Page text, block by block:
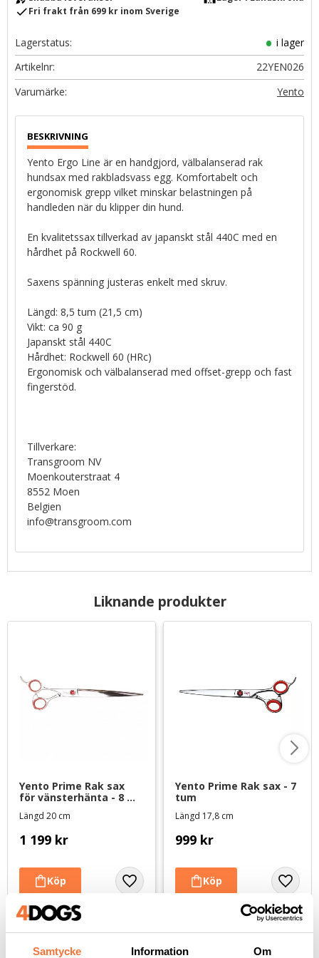
Samtycke Information Om
checkFri frakt från 699 kr inom Sverige
Lagerstatus
i lager
Artikelnr
22YEN026
Yento
Yento Ergo Line är en handgjord, välbalanserad rak
hundsax med rakbladsvass egg. Komfortabelt och
ergonomisk grepp vilket minskar belastningen på
handleden när du klipper din hund.
En kvalitetssax tillverkad av japanskt stål 440C med en
hårdhet på Rockwell 60.
Saxens spänning justeras enkelt med skruv.
Längd: 8,5 tum (21,5 cm)
Vikt: ca 90 g
Japanskt stål 440C
Hårdhet: Rockwell 60 (HRc)
Ergonomisk och välbalanserad med offset-grepp och fast
fingerstöd.
Tillverkare:
Transgroom NV
Moenkouterstraat 4
8552 Moen
Belgien
info@transgroom.com
Liknande produkter
Yento Prime Rak sax
för vänsterhänta - 8
Längd 20 cm
1 199 kr
Yento Prime Rak sax - 7
tum
Längd 17,8 cm
999 kr
Andra köpte även